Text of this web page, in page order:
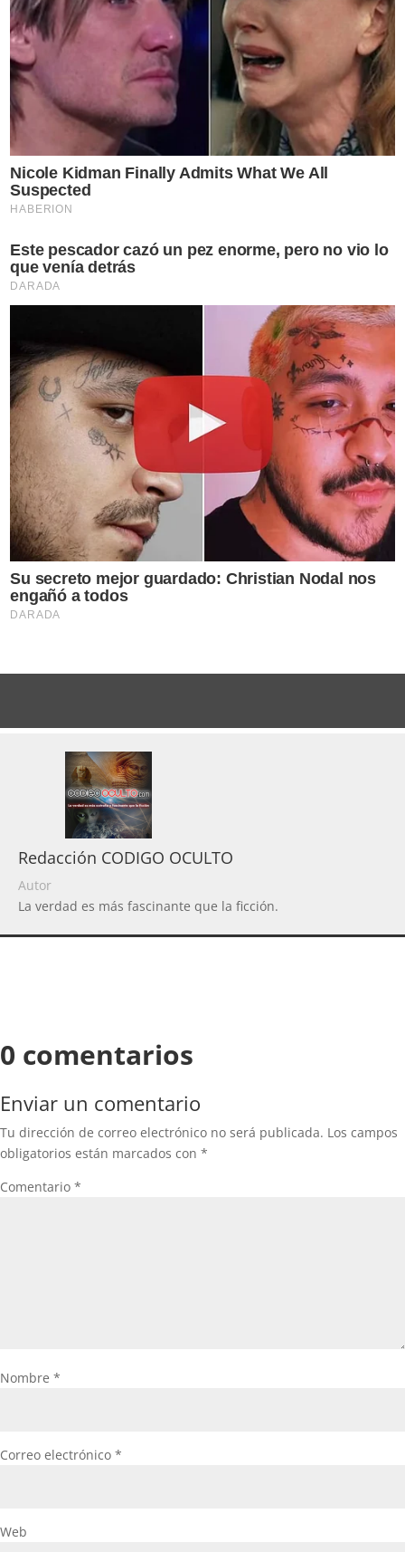
Redacción CODIGO OCULTO
Autor
La verdad es más fascinante que la ficción.
0 comentarios
Enviar un comentario
Tu dirección de correo electrónico no será publicada. Los campos
obligatorios están marcados con *
Comentario *
Nombre *
Correo electrónico *
Web